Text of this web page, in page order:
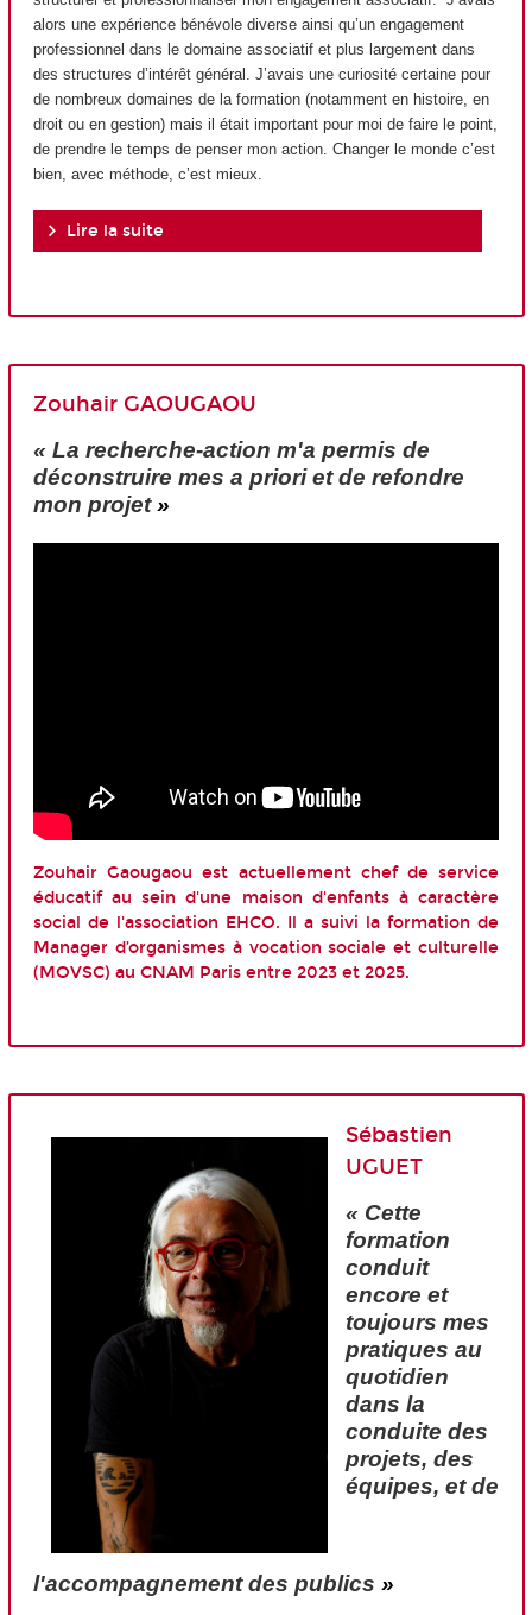
alors une expérience bénévole diverse ainsi qu’un engagement
professionnel dans le domaine associatif et plus largement dans
des structures d’intérêt général. J’avais une curiosité certaine pour
de nombreux domaines de la formation (notamment en histoire, en
droit ou en gestion) mais il était important pour moi de faire le point,
de prendre le temps de penser mon action. Changer le monde c’est
bien, avec méthode, c’est mieux.
Lire la suite
Zouhair GAOUGAOU
« La recherche-action m'a permis de
déconstruire mes a priori et de refondre
mon projet»
Zouhair Gaougaou est actuellement chef de service
éducatif au sein d'une maison d'enfants à caractère
social de l'association EHCO. Il a suivi la formation de
Manager d’organismes à vocation sociale et culturelle
(MOVSC) au CNAM Paris entre 2023 et 2025.
Sébastien
UGUET
« Cette
formation
conduit
encore et
toujours mes
pratiques au
quotidien
dans la
conduite des
projets, des
équipes, et de
l'accompagnement des publics »